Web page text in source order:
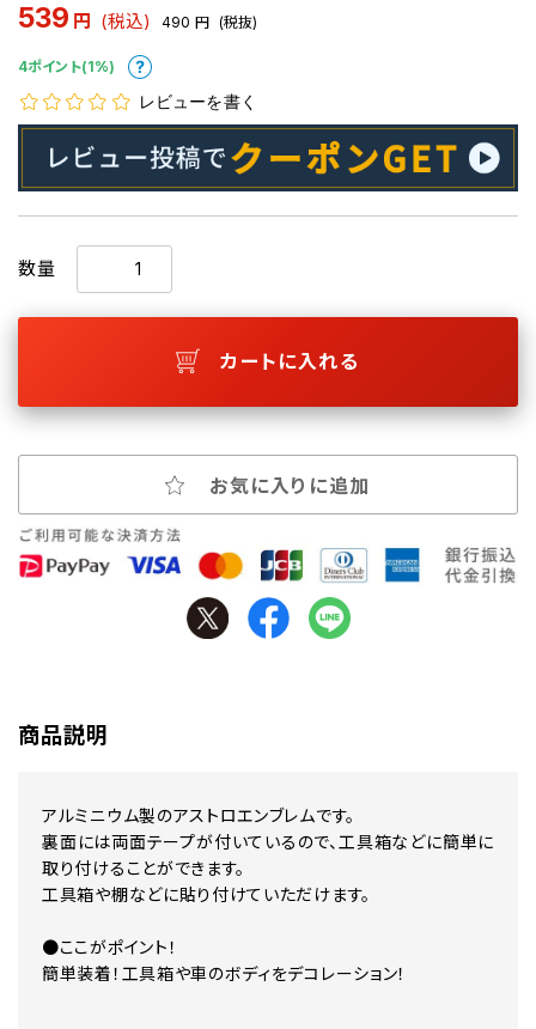
539 円 (税込) 490 円 (税抜)
4ポイント(1%)
レビューを書く
数量
カートに入れる
お気に入りに追加
商品説明
アルミニウム製のアストロエンブレムです。
裏面には両面テープが付いているので、工具箱などに簡単に
取り付けることができます。
工具箱や棚などに貼り付けていただけます。
●ここがポイント！
簡単装着！工具箱や車のボディをデコレーション！